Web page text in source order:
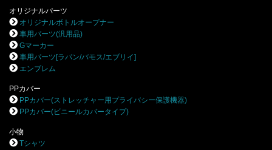
オリジナルパーツ
オリジナルボトルオープナー
車用パーツ(汎用品)
Gマーカー
車用パーツ[ラパン/バモス/エブリイ]
エンブレム
PPカバー
PPカバー(ストレッチャー用プライバシー保護機器)
PPカバー(ビニールカバータイプ)
小物
Tシャツ